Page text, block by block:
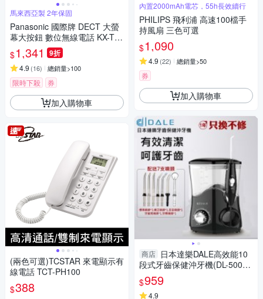
馬來西亞製 2年保固
Panasonic 國際牌 DECT 大螢
幕大按鈕 數位無線電話 KX-TG
U110
$1,341 9折
4.9 (16) 總銷量>100
限時下殺 券
加入購物車
(兩色可選)TCSTAR 來電顯示有
線電話 TCT-PH100
$388
內置2000mAh電芯，55h長效續行
PHILIPS 飛利浦 高速100檔手
持風扇 三色可選
$1,090
4.9 (22) 總銷量>50
券
加入購物車
商店 日本達樂DALE高效能10
段式牙齒保健沖牙機(DL-5001
全球電壓設計)
$959
4.9